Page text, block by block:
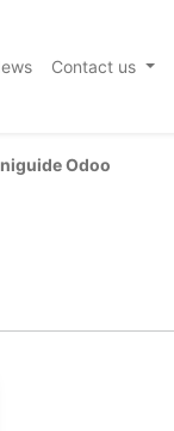
Contact us
Odoo